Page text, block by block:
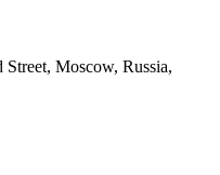
Moscow, Russia,